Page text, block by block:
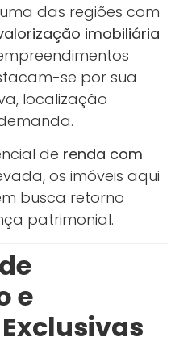
das regiões com
imobiliária
se por sua
localização
de renda com
os imóveis aqui
busca retorno
patrimonial.
e